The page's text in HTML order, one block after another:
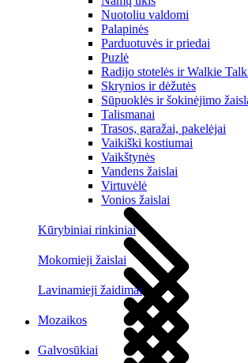
Nuotoliu valdomi
Palapinės
Parduotuvės ir priedai
Puzlė
Radijo stotelės ir Walkie
Skrynios ir dėžutės
Sūpuoklės ir šokinėjimo
Talismanai
Trasos, garažai, pakelėjai
Vaikiški kostiumai
Vaikštynės
Vandens žaislai
Virtuvėlė
Vonios žaislai
Kūrybiniai rinkiniai
Mokomieji žaislai
Lavinamieji žaidimai
Mozaikos
Galvosūkiai